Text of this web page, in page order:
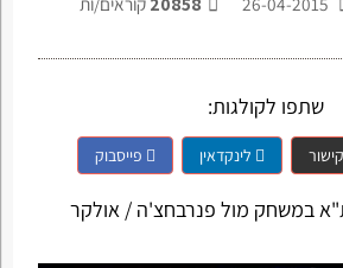
שתפו לקולגות:
לינקדאין פייסבוק
במשחק מול פנרבחצ'ה / אולקר